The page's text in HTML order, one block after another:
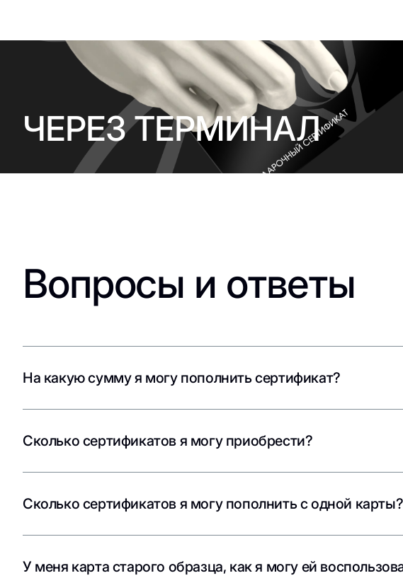
ЧЕРЕЗ ТЕРМИНАЛ
Вопросы и ответы
На какую сумму я могу пополнить сертификат?
Сколько сертификатов я могу приобрести?
Сколько сертификатов я могу пополнить с одной карты?
У меня карта старого образца, как я могу ей